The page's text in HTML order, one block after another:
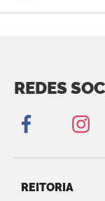
REDES
REITORIA